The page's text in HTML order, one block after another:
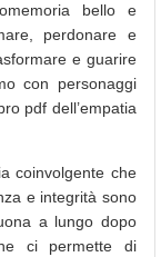
bello e
perdonare e
e guarire
con personaggi
pdf dell’empatia
coinvolgente che
e integrità sono
a lungo dopo
ci permette di